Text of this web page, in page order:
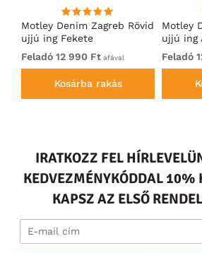
Motley Denim Zagreb Rövid
ujjú ing Fekete
Feladó 12 990 Ft áfával
Kosárba rakás
Motley
ujjú ing
Feladó
IRATKOZZ FEL
KEDVEZMÉNYKÓDDAL 10%
KAPSZ AZ ELSŐ